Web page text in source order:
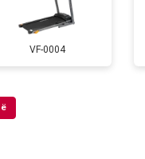
от 40 мин
VF-0004